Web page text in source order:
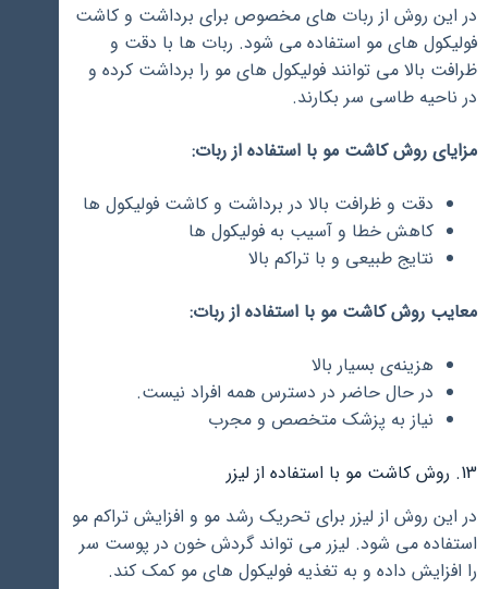
در این روش از ربات های مخصوص برای برداشت و کاشت
فولیکول های مو استفاده می شود. ربات ها با دقت و
ظرافت بالا می توانند فولیکول های مو را برداشت کرده و
در ناحیه طاسی سر بکارند.
مزایای روش کاشت مو با استفاده از ربات:
دقت و ظرافت بالا در برداشت و کاشت فولیکول ها
کاهش خطا و آسیب به فولیکول ها
نتایج طبیعی و با تراکم بالا
معایب روش کاشت مو با استفاده از ربات:
هزینه‌ی بسیار بالا
در حال حاضر در دسترس همه افراد نیست.
نیاز به پزشک متخصص و مجرب
13. روش کاشت مو با استفاده از لیزر
در این روش از لیزر برای تحریک رشد مو و افزایش تراکم مو
استفاده می شود. لیزر می تواند گردش خون در پوست سر
را افزایش داده و به تغذیه فولیکول های مو کمک کند.